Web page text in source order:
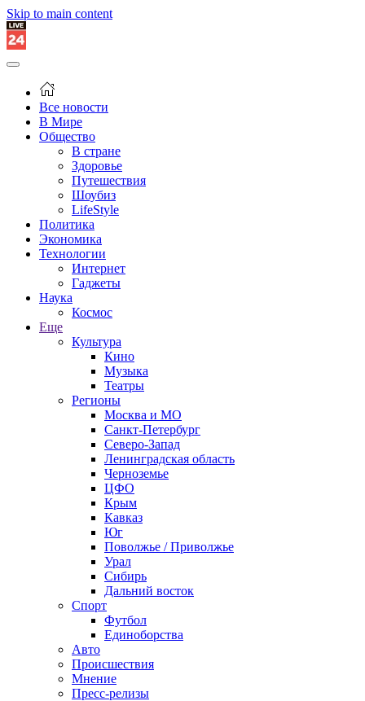
Skip to main content
Все новости
В Мире
Общество
В стране
Здоровье
Путешествия
Шоубиз
LifeStyle
Политика
Экономика
Технологии
Интернет
Гаджеты
Наука
Космос
Еще
Культура
Кино
Музыка
Театры
Регионы
Москва и МО
Санкт-Петербург
Северо-Запад
Ленинградская область
Черноземье
ЦФО
Крым
Кавказ
Юг
Поволжье / Приволжье
Урал
Сибирь
Дальний восток
Спорт
Футбол
Единоборства
Авто
Происшествия
Мнение
Пресс-релизы